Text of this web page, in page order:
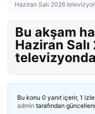
Haziran Salı 2026
Bu akşam
Haziran
Bu konu 0 yanıt içerir, 1
admin tarafından